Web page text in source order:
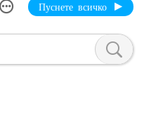
Пуснете всичко